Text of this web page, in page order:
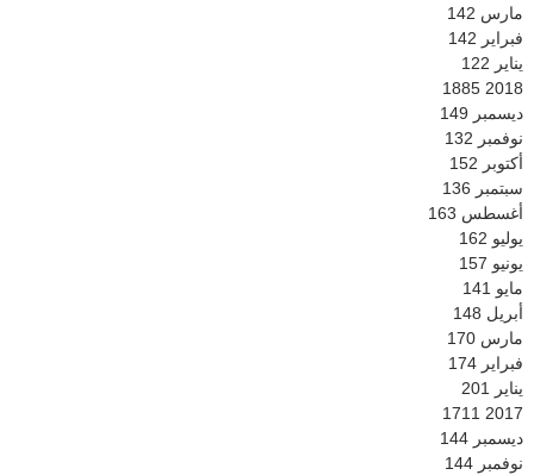
مارس 142
فبراير 142
يناير 122
2018
1885
ديسمبر 149
نوفمبر 132
أكتوبر 152
سبتمبر 136
أغسطس 163
يوليو 162
يونيو 157
مايو 141
أبريل 148
مارس 170
فبراير 174
يناير 201
2017
1711
ديسمبر 144
نوفمبر 144